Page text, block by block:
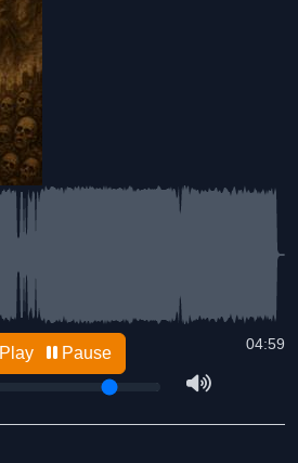
04:59
Play Pause